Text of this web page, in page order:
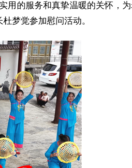
用的服务和真挚温暖的关怀，
梦觉参加慰问活动。